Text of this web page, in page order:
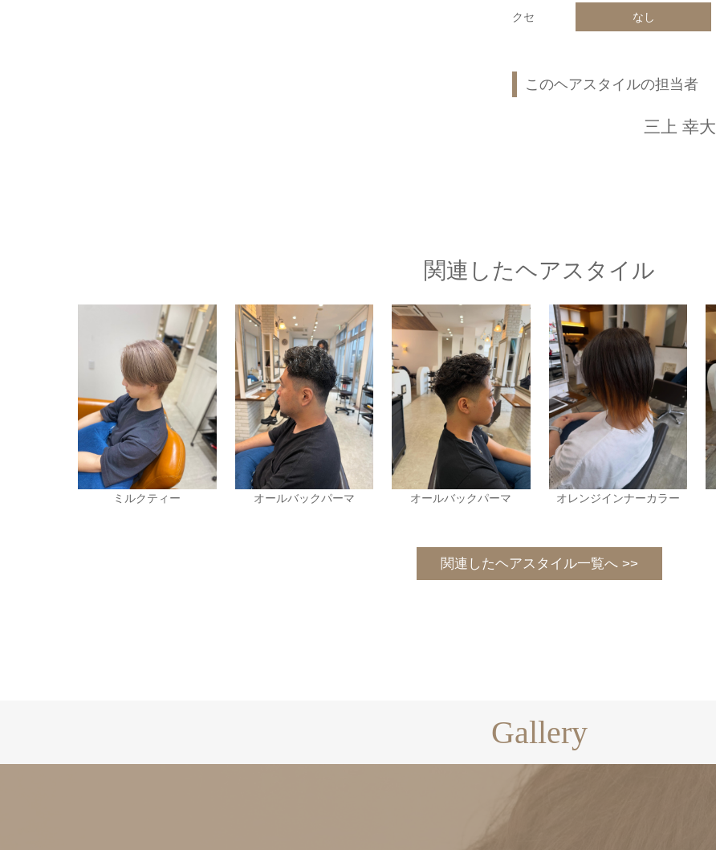
クセ なし
このヘアスタイルの担当者
三上 幸大
関連したヘアスタイル
ミルクティー オールバックパーマ オールバックパーマ オレンジインナーカラー
関連したヘアスタイル一覧へ >>
Gallery